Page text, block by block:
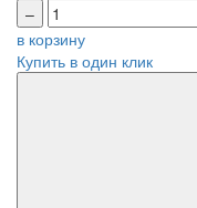
–
в корзину
Купить в один клик